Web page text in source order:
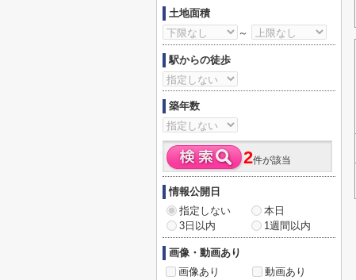
土地面積
～
駅からの徒歩
築年数
2件が該当
情報公開日
指定しない
本日
3日以内
1週間以内
画像・動画あり
画像あり
動画あり